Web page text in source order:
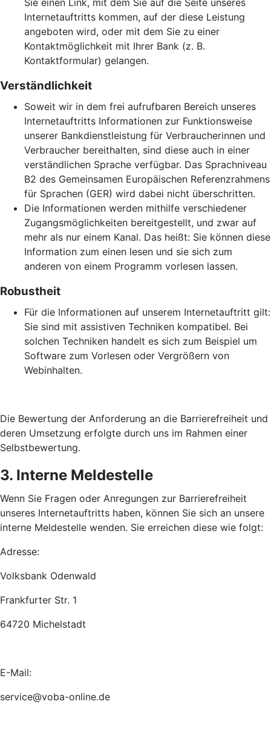
Sie einen Link, mit dem Sie auf die Seite unseres
Internetauftritts kommen, auf der diese Leistung
angeboten wird, oder mit dem Sie zu einer
Kontaktmöglichkeit mit Ihrer Bank (z. B.
Kontaktformular) gelangen.
Verständlichkeit
Soweit wir in dem frei aufrufbaren Bereich unseres
Internetauftritts Informationen zur Funktionsweise
unserer Bankdienstleistung für Verbraucherinnen und
Verbraucher bereithalten, sind diese auch in einer
verständlichen Sprache verfügbar. Das Sprachniveau
B2 des Gemeinsamen Europäischen Referenzrahmens
für Sprachen (GER) wird dabei nicht überschritten.
Die Informationen werden mithilfe verschiedener
Zugangsmöglichkeiten bereitgestellt, und zwar auf
mehr als nur einem Kanal. Das heißt: Sie können diese
Information zum einen lesen und sie sich zum
anderen von einem Programm vorlesen lassen.
Robustheit
Für die Informationen auf unserem Internetauftritt gilt:
Sie sind mit assistiven Techniken kompatibel. Bei
solchen Techniken handelt es sich zum Beispiel um
Software zum Vorlesen oder Vergrößern von
Webinhalten.
Die Bewertung der Anforderung an die Barrierefreiheit und
deren Umsetzung erfolgte durch uns im Rahmen einer
Selbstbewertung.
3. Interne Meldestelle
Wenn Sie Fragen oder Anregungen zur Barrierefreiheit
unseres Internetauftritts haben, können Sie sich an unsere
interne Meldestelle wenden. Sie erreichen diese wie folgt:
Adresse:
Volksbank Odenwald
Frankfurter Str. 1
64720 Michelstadt
E-Mail:
service@voba-online.de